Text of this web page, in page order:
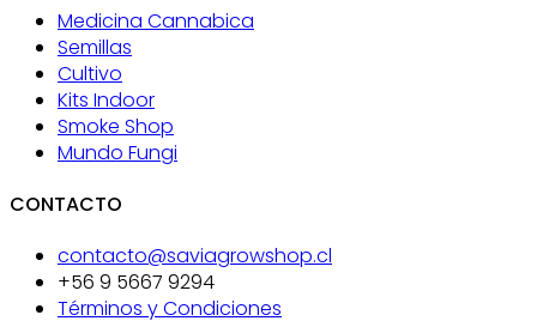
Medicina Cannabica
Semillas
Cultivo
Kits Indoor
Smoke Shop
Mundo Fungi
CONTACTO
contacto@saviagrowshop.cl
+56 9 5667 9294
Términos y Condiciones